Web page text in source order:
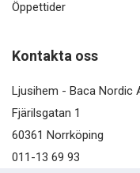
Öppettider
Kontakta oss
Ljusihem - Baca Nordic
Fjärilsgatan 1
60361 Norrköping
011-13 69 93